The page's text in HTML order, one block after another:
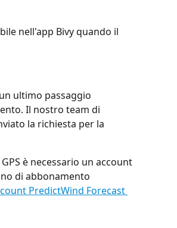
nell'app Bivy quando il
ultimo passaggio
Il nostro team di
la richiesta per la
è necessario un account
di abbonamento
PredictWind Forecast